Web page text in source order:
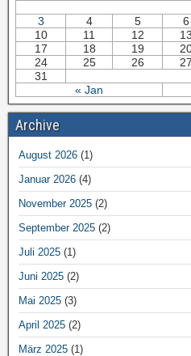
« Jan
3
4 5 6
10
11 12 13
17
18 19
24
25 26 27
31
Archive
August 2026 (1)
Januar 2026 (4)
November 2025 (2)
September 2025 (2)
Juli 2025 (1)
Juni 2025 (2)
Mai 2025 (3)
April 2025 (2)
März 2025 (1)